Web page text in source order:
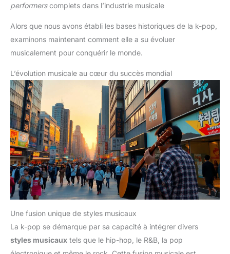
performerscomplets dans l’industrie musicale
Alors que nous avons établi les bases historiques de la k-pop,
examinons maintenant comment elle a su évoluer
musicalement pour conquérir le monde.
L’évolution musicale au cœur du succès mondial
Une fusion unique de styles musicaux
La k-pop se démarque par sa capacité à intégrer divers
styles musicaux tels que le hip-hop, le R&B, la pop